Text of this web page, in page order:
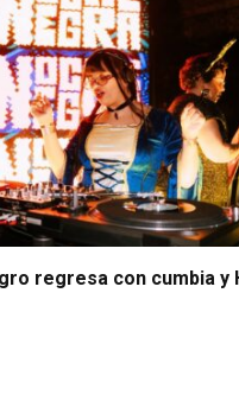
regresa con cumbia y